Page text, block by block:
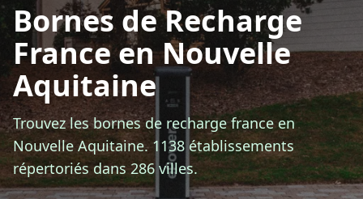
Bornes de Recharge
France en Nouvelle
Aquitaine
Trouvez les bornes de recharge france en
Nouvelle Aquitaine. 1138 établissements
répertoriés dans 286 villes.